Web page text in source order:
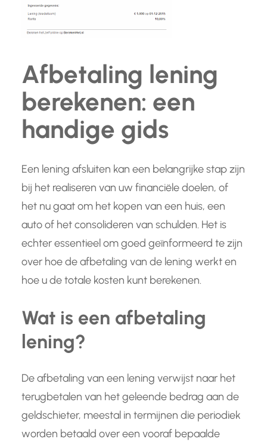
Afbetaling lening
berekenen: een
handige gids
Een lening afsluiten kan een belangrijke stap zijn
bij het realiseren van uw financiële doelen, of
het nu gaat om het kopen van een huis, een
auto of het consolideren van schulden. Het is
echter essentieel om goed geïnformeerd te zijn
over hoe de afbetaling van de lening werkt en
hoe u de totale kosten kunt berekenen.
Wat is een afbetaling
lening?
De afbetaling van een lening verwijst naar het
terugbetalen van het geleende bedrag aan de
geldschieter, meestal in termijnen die periodiek
worden betaald over een vooraf bepaalde